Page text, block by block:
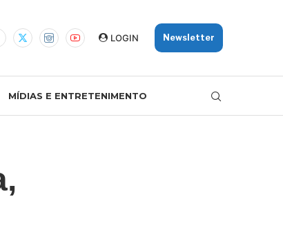
LOGIN Newsletter
MÍDIAS E ENTRETENIMENTO